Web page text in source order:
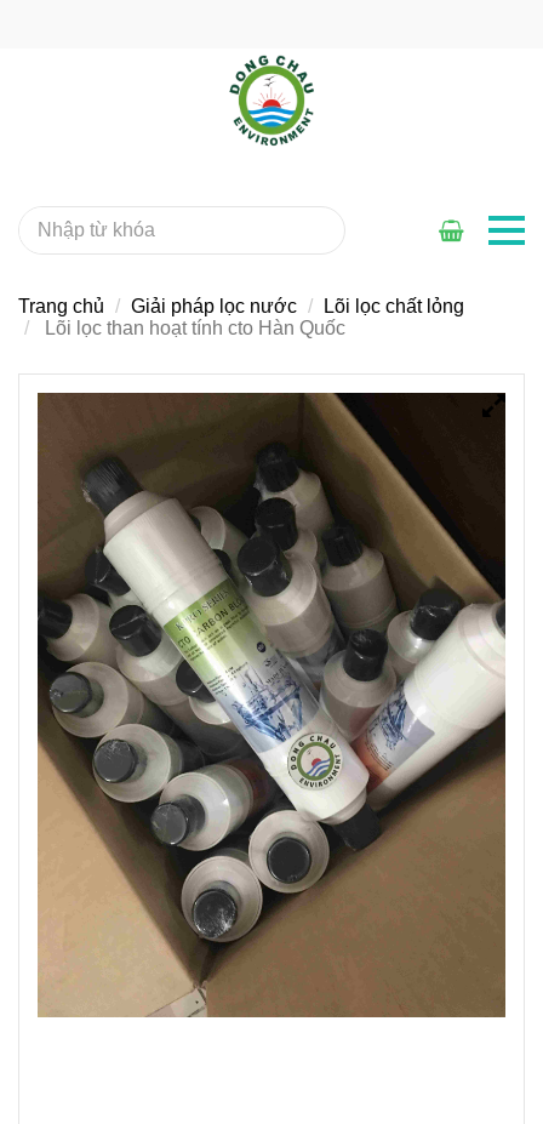
Trang chủ Giải pháp lọc nước
Lõi lọc chất lỏng
Lõi lọc than hoạt tính cto Hàn Quốc